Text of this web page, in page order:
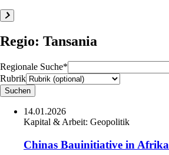
Regio: Tansania
Regionale Suche*
Rubrik
14.01.2026
Kapital & Arbeit: Geopolitik
Chinas Bauinitiative in Afrika